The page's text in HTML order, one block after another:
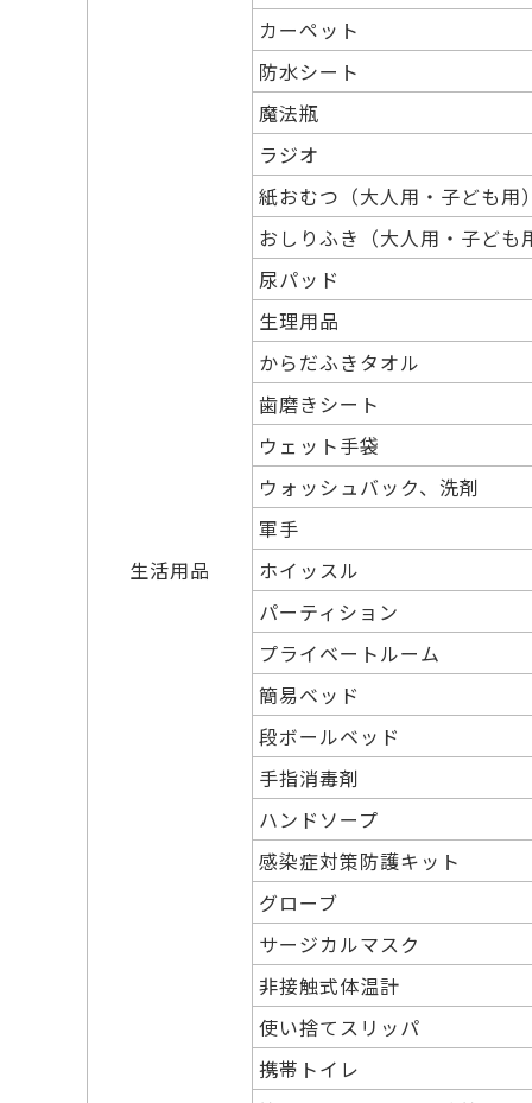
生活用品
カーペット
防水シート
魔法瓶
ラジオ
紙おむつ（大人用・子ども用
おしりふき（大人用・子ども
尿パッド
生理用品
からだふきタオル
歯磨きシート
ウェット手袋
ウォッシュバック、洗剤
軍手
ホイッスル
パーティション
プライベートルーム
簡易ベッド
段ボールベッド
手指消毒剤
ハンドソープ
感染症対策防護キット
グローブ
サージカルマスク
非接触式体温計
使い捨てスリッパ
携帯トイレ